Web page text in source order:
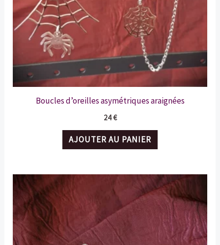
Boucles d’oreilles asymétriques araignées
24€
AJOUTER AU PANIER